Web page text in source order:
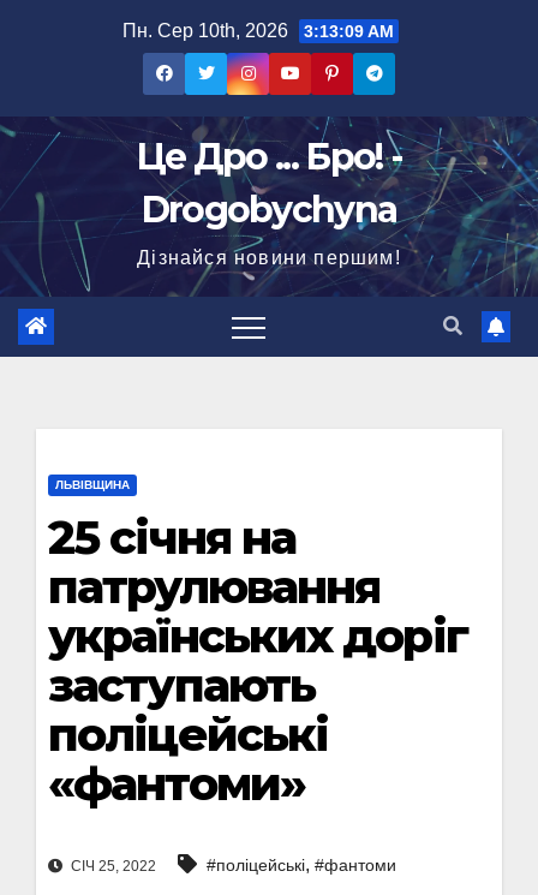
Пн. Сер 10th, 2026 3:13:10 AM
Це Дро ... Бро! -
Drogobychyna
Дізнайся новини першим!
ЛЬВІВЩИНА
25 січня на
патрулювання
українських доріг
заступають
поліцейські
«фантоми»
СІЧ 25, 2022 #поліцейські, #фантоми